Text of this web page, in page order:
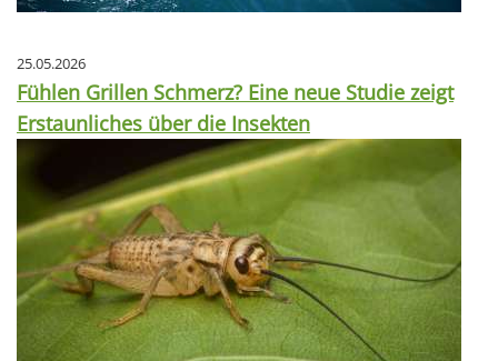
25.05.2026
Fühlen Grillen Schmerz? Eine neue Studie zeigt
Erstaunliches über die Insekten